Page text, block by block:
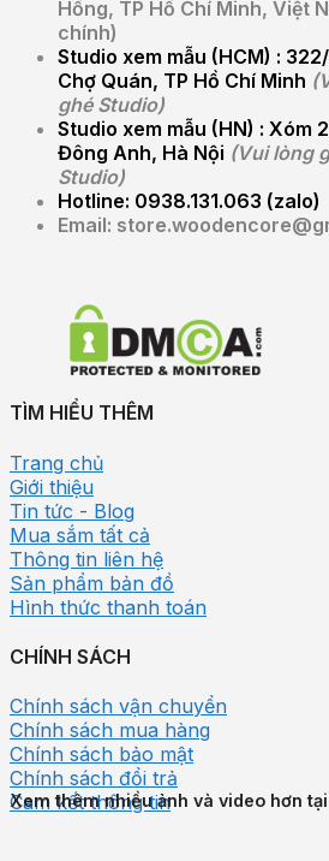
Hồng, TP Hồ Chí Minh, Việt
chính)
Studio xem mẫu (HCM) :
Chợ Quán, TP Hồ Chí Minh
ghé Studio)
Studio xem mẫu (HN) : Xóm
Đông Anh, Hà Nội (Vui lòng
Studio)
Hotline: 0938.131.063 (zalo)
Email:
TÌM HIỂU THÊM
Trang chủ
Giới thiệu
Tin tức - Blog
Mua sắm tất cả
Thông tin liên hệ
Sản phẩm bản đồ
Hình thức thanh toán
CHÍNH SÁCH
Chính sách vận chuyển
Chính sách mua hàng
Chính sách bảo mật
Chính sách đổi trả
Cam kết thông tin
Xem thêm nhiều ảnh và video hơn tại